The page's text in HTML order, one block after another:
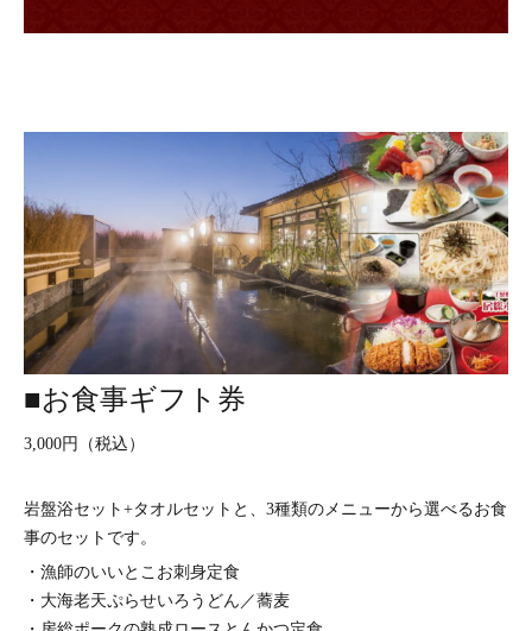
■お食事ギフト券
3,000円（税込）
岩盤浴セット+タオルセットと、3種類のメニューから選べるお食
事のセットです。
・漁師のいいとこお刺身定食
・大海老天ぷらせいろうどん／蕎麦